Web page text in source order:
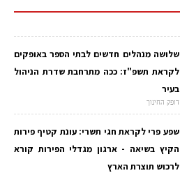
שלושה מנהלים חדשים לבתי הספר באופקים
לקראת תשפ"ז: ככה מתרחבת שדרת הניהול
בעיר
דופק החינוך
שפע פרי לקראת חגי תשרי: עונת קטיף פירות
הקיץ בשיאה - ארגון מגדלי הפירות קורא
לרכוש תוצרת הארץ